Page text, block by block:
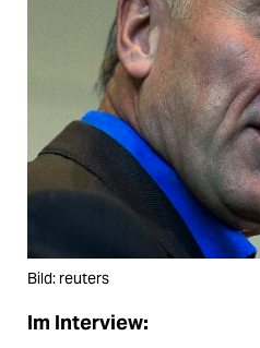
Bild: reuters
Im Interview: